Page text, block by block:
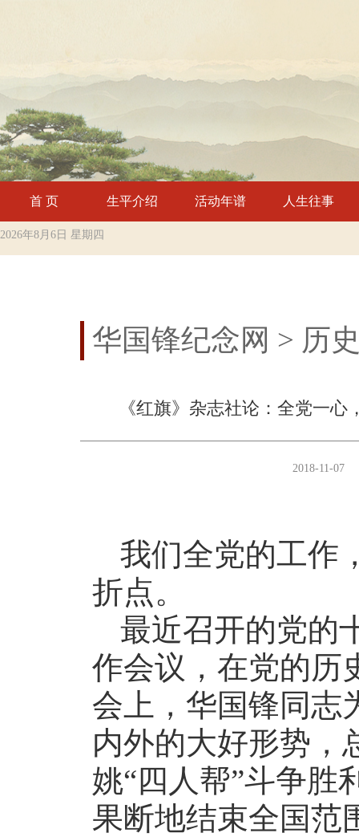
首 页 生平介绍 活动年谱 人生往事
2026年8月6日 星期四
华国锋纪念网 > 历
《红旗》杂志社论：全党一
2018-11-07
我们全党的工作
折点。
最近召开的党的
作会议，在党的历
会上，华国锋同志
内外的大好形势，
姚“四人帮”斗争胜
果断地结束全国范